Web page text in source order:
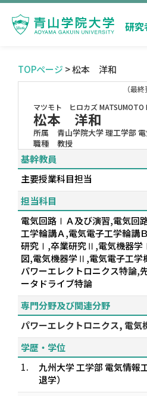
研究
TOPページ > 松本 洋和
（最
マツモト ヒロカズ
松本 洋和
所属
青山学院大学 理工学部
職種
教授
基幹教員
主要授業科目担当
担当科目
電気回路ⅠＡ及び演習,電気回
工学輪講Ａ,電気電子工学輪講
研究Ⅰ,卒業研究Ⅱ,電気機器学
図,電気機器学Ⅱ,電気電子工学
パワーエレクトロニクス特論,
ータドライブ特論
専門分野及び関連分野
パワーエレクトロニクス, 電気
学歴・学位
1.
九州大学 工学部 電気情報
退学）